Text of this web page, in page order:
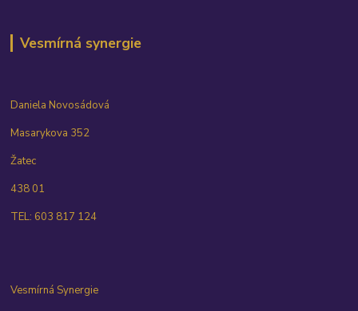
Vesmírná synergie
Daniela Novosádová
Masarykova 352
Žatec
438 01
TEL: 603 817 124
Vesmírná Synergie